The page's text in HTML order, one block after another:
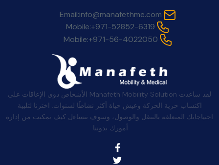
Email:info@manafethme.com
Mobile:+971-52852-6319
Mobile:+971-56-4022050
لقد ساعدت Manafeth Mobility Solution الأشخاص ذوي الإعاقات على
اكتساب حرية الحركة وعيش حياة أكثر نشاطًا لسنوات. اخترنا لتلبية
احتياجاتك المتعلقة بالتنقل والوصول، وسوف تتساءل كيف تمكنت من إدارة
أمورك بدوننا.